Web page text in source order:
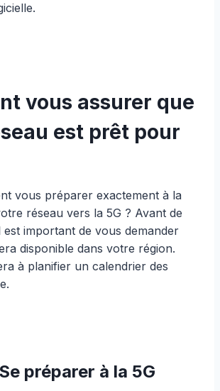
vous assurer que
est prêt pour
vous préparer exactement à la
réseau vers la 5G ? Avant de
important de vous demander
disponible dans votre région.
à planifier un calendrier des
préparer à la 5G